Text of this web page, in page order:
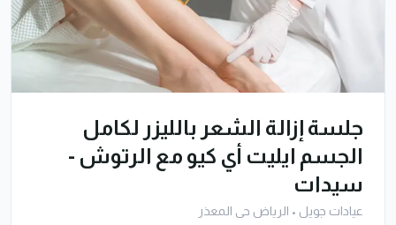
جلسة إزالة الشعر بالليزر لكامل
الجسم ايليت أي كيو مع الرتوش -
سيدات
عيادات جويل • الرياض حى المعذر